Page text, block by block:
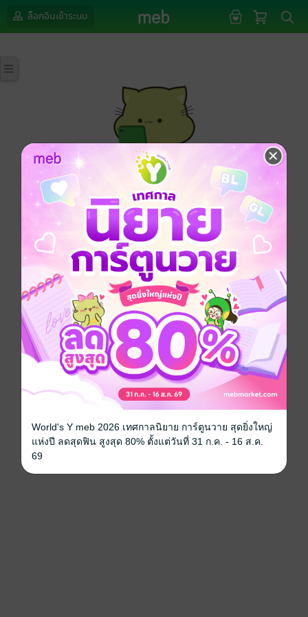
ล็อกอินเข้าระบบ
กรุณาเข้าสู่ระบบก่อนดำเนินรายการด้วยค่ะ
ล็อกอินเข้าระบบ
World's Y meb 2026 เทศกาลนิยาย การ์ตูนวาย สุดยิ่งใหญ่
แห่งปี ลดสุดฟิน สูงสุด 80% ตั้งแต่วันที่ 31 ก.ค. - 16 ส.ค.
69